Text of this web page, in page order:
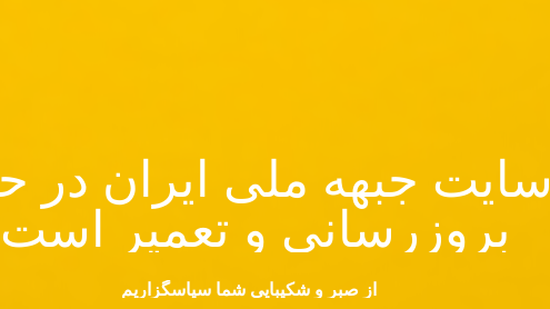
سایت جبهه ملی ایران در
بروزرسانی و تعمیر
از صبر و شکیبایی شما سپاسگزاریم